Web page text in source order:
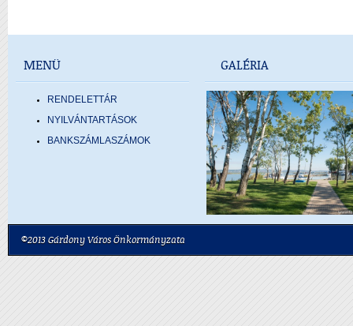
MENÜ
RENDELETTÁR
NYILVÁNTARTÁSOK
BANKSZÁMLASZÁMOK
GALÉRIA
©2013 Gárdony Város Önkormányzata